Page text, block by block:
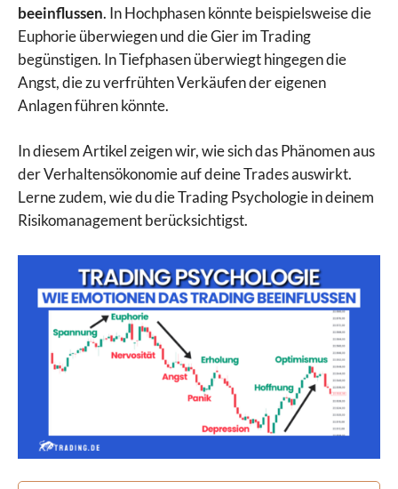
beeinflussen. In Hochphasen könnte beispielsweise die
Euphorie überwiegen und die Gier im Trading
begünstigen. In Tiefphasen überwiegt hingegen die
Angst, die zu verfrühten Verkäufen der eigenen
Anlagen führen könnte.
In diesem Artikel zeigen wir, wie sich das Phänomen aus
der Verhaltensökonomie auf deine Trades auswirkt.
Lerne zudem, wie du die Trading Psychologie in deinem
Risikomanagement berücksichtigst.